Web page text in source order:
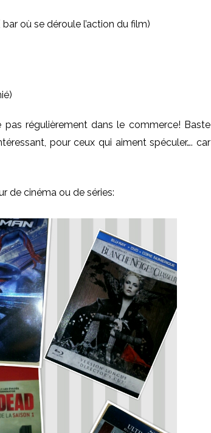
où se déroule l’action du film)
pas régulièrement dans le commerce! Baste
pour ceux qui aiment spéculer…. car
de cinéma ou de séries: